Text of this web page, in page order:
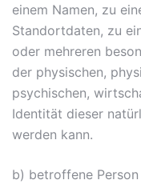
einem Namen, zu
Standortdaten, zu
oder mehreren
der physischen,
psychischen,
Identität dieser
werden kann.
b) betroffene Person